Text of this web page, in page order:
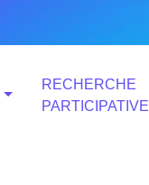
RECHERCHE
PARTICIPATIVE